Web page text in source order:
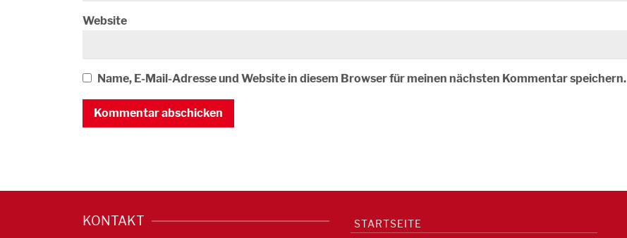
Website
Name, E-Mail-Adresse und Website in diesem Browser für meinen nächsten Kommentar speichern.
KONTAKT STARTSEITE